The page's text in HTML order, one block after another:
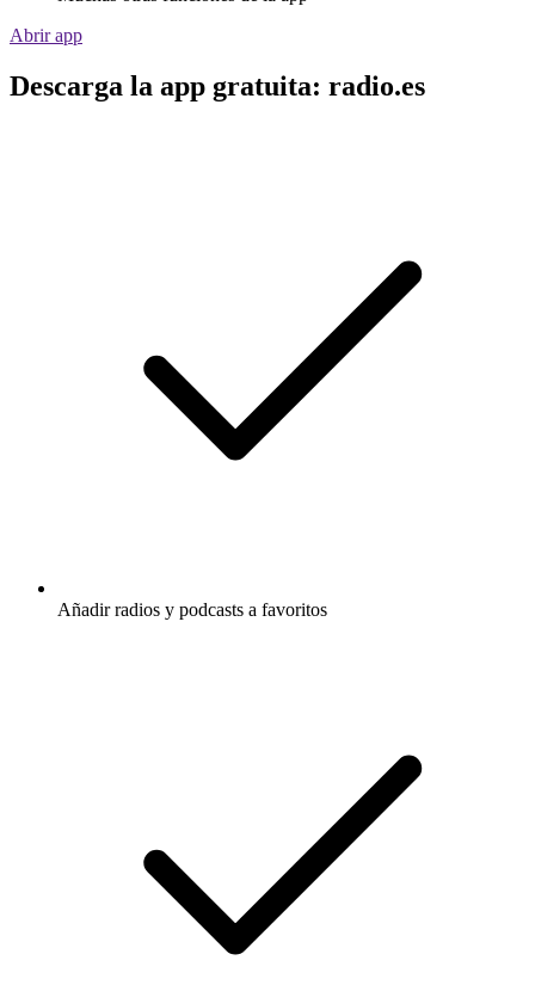
Abrir app
Descarga la app gratuita: radio.es
Añadir radios y podcasts a favoritos